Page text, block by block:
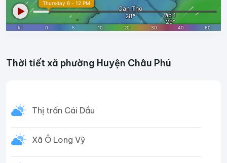
Thời tiết xã phường Huyện Châu Phú
Thị trấn Cái Dầu
Xã Ô Long Vỹ